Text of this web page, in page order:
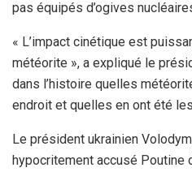
pas équipés d’ogives
« L’impact cinétique est
météorite », a expliqué le
dans l’histoire quelles
endroit et quelles en ont été
Le président ukrainien
hypocritement accusé Poutine